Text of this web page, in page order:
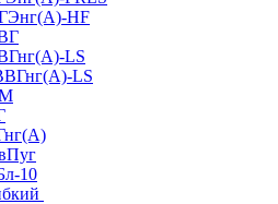
HF
LS
LS
10